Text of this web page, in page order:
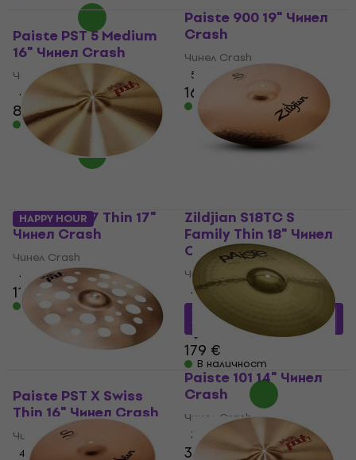
Paiste PST 5 Medium
16" Чинел Crash
Чинел Crash
4,8
83 €
В наличност
Paiste 900 19" Чинел
Crash
Чинел Crash
5
167 € 169 €
В наличност
Paiste PST 7 Thin 17"
Чинел Crash
Чинел Crash
4,9 /5
111 €
В наличност
Zildjian S18TC S
Family Thin 18" Чинел
Crash
Чинел Crash
4,8/5
156,49 €
MUZMUZ-
10
179 €
В наличност
HAPPY HOUR
Paiste PST X Swiss
Thin 16" Чинел Crash
Чинел Crash
4,4
Paiste 101 14" Чинел
Crash
Чинел Crash
3,5/5
37,40 €